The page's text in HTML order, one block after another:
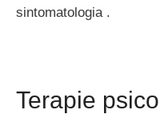
sintomatologia .
Terapie